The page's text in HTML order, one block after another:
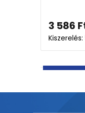
3 586
Kiszerelés: